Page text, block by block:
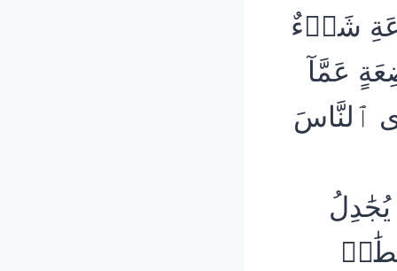
شَيۡءٌ
عَمَّآ
ٱلنَّاسَ
يُجَٰدِلُ